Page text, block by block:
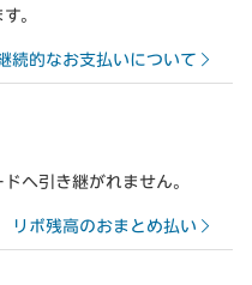
。
続的なお支払いについて
へ引き継がれません。
リボ残高のおまとめ払い